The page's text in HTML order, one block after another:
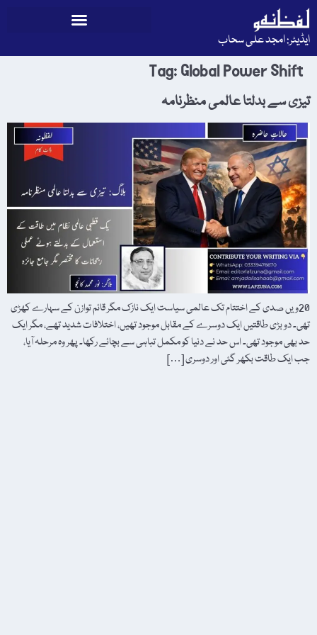
ایڈیٹر: امجد علی سحاب
Tag:Global Power Shift
تیزی سے بدلتا عالمی منظرنامہ
20ویں صدی کے اختتام تک عالمی سیاست ایک نازک مگر قائم توازن کے سہارے کھڑی
تھی۔ دو بڑی طاقتیں ایک دوسرے کے مقابل موجود تھیں، اختلافات شدید تھے، مگر ایک
حد بھی موجود تھی۔ اس حد نے دنیا کو مکمل تباہی سے بچائے رکھا۔ پھر وہ مرحلہ آیا،
جب ایک طاقت بکھر گئی اور دوسری […]